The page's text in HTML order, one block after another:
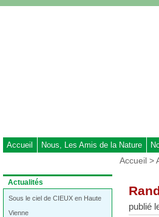
à
la
Accueil Nous, Les Amis de la Nature
Dans
la
rubrique
Actualités
Sous le ciel de CIEUX en Haute
Vienne
Vous
Accueil >
publié